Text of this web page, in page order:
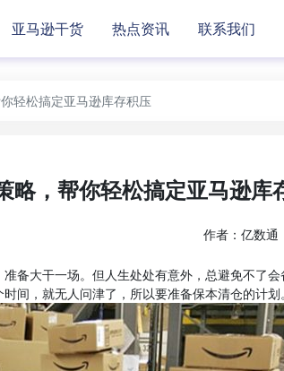
亚马逊干货 热点资讯 联系我们
轻松搞定亚马逊库存积压
略，帮你轻松搞定亚马逊库
作者：亿数通
备大干一场。但人生处处有意外，总避免不了会
间，就无人问津了，所以要准备保本清仓的计划